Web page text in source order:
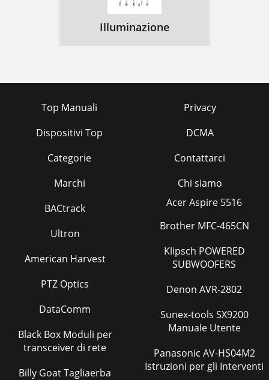
Illuminazione
Top Manuali
Dispositivi Top
Categorie
Marchi
Privacy
DCMA
Contattarci
Chi siamo
BACtrack
Ultron
American Harvest
PTZ Optics
DataComm
Black Box Moduli per
transceiver di rete
Billy Goat Tagliaerba
Acer Aspire 5516
Brother MFC-465CN
Klipsch POWERED
SUBWOOFERS
Denon AVR-2802
Sunex-tools SX9200
Manuale Utente
Panasonic AV-HS04M2
Istruzioni per gli Interventi